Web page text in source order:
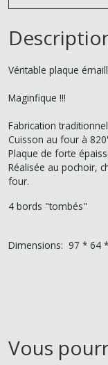
Véritable plaque
Maginfique !!!
Fabrication
Cuisson au four à
Plaque de forte
Réalisée au pochoir,
four.
4 bords "tombés"
Dimensions: 97 * 64
Vous